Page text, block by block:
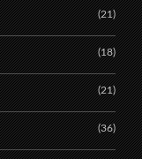
(21)
(18)
(21)
(36)